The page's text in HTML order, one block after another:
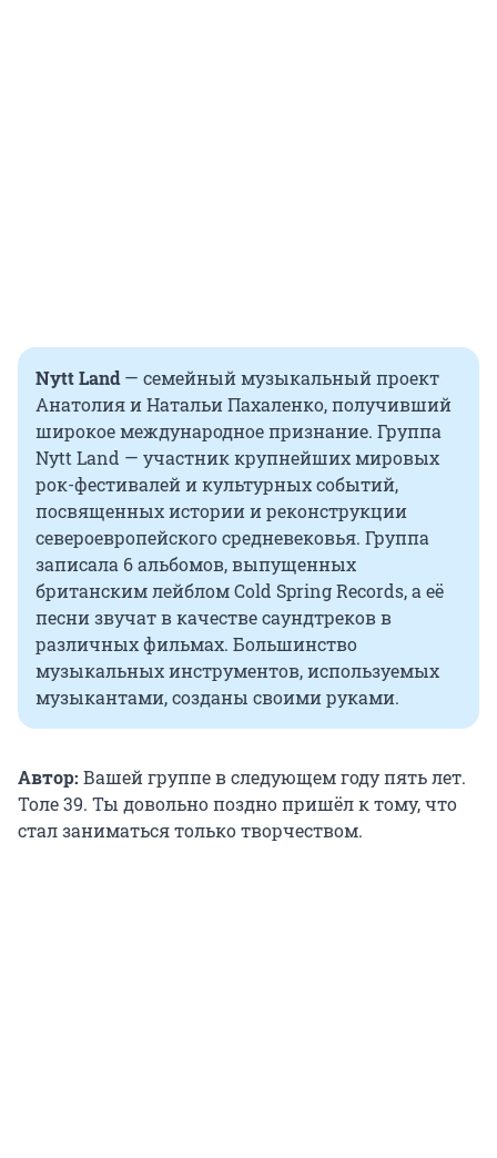
Nytt Land— семейный музыкальный проект
Анатолия и Натальи Пахаленко, получивший
широкое международное признание. Группа
Nytt Land — участник крупнейших мировых
рок-фестивалей и культурных событий,
посвященных истории и реконструкции
североевропейского средневековья. Группа
записала 6 альбомов, выпущенных
британским лейблом Cold Spring Records, а её
песни звучат в качестве саундтреков в
различных фильмах. Большинство
музыкальных инструментов, используемых
музыкантами, созданы своими руками.
Автор: Вашей группе в следующем году пять лет.
Толе 39. Ты довольно поздно пришёл к тому, что
стал заниматься только творчеством.